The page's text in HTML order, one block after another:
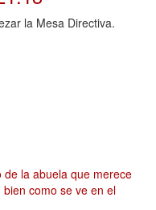
la Mesa Directiva.